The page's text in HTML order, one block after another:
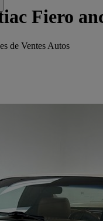
Fiero
de Ventes Autos